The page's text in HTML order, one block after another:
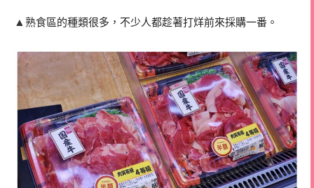
▲ 熟食區的種類很多，不少人都趁著打烊前來採購一番。